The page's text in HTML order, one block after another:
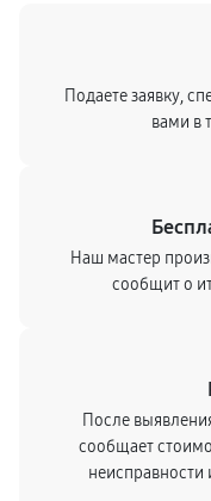
Подаете заявку,
вами в
Наш мастер
сообщит о
После
сообщает